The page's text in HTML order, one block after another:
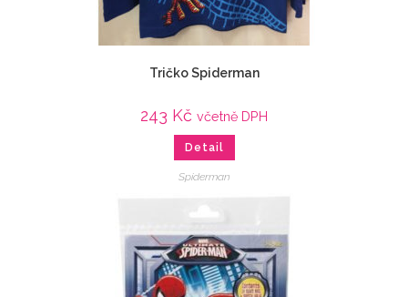
Tričko Spiderman
243 Kč včetně DPH
Detail
Spiderman